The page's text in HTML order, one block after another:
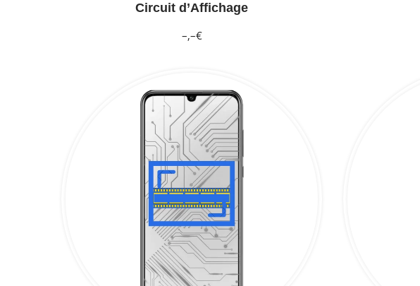
Circuit d’Affichage
–,–€